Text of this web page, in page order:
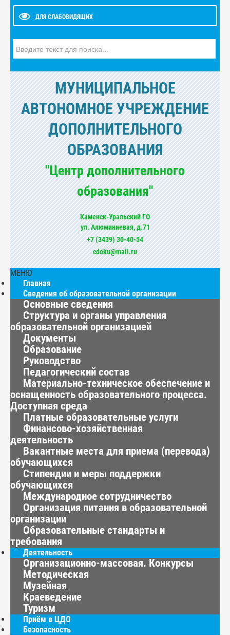
ДЛЯ СЛАБОВИДЯЩИХ
МУНИЦИПАЛЬНОЕ
АВТОНОМНОЕ УЧРЕЖДЕНИЕ
ДОПОЛНИТЕЛЬНОГО
ОБРАЗОВАНИЯ
"Центр дополнительного
образования"
Каменск-Уральский ГО
ул. Алюминиевая, д.71
+7 (3439) 30-40-54
cdoku@mail.ru
МЕНЮ
Главная
Сведения об образовательной организации
Основные сведения
Структура и органы управления
образовательной организацией
Документы
Образование
Руководство
Педагогический состав
Материально-техническое обеспечение и
оснащенность образовательного процесса.
Доступная среда
Платные образовательные услуги
Финансово-хозяйственная
деятельность
Вакантные места для приема (перевода)
обучающихся
Стипендии и меры поддержки
обучающихся
Международное сотрудничество
Организация питания в образовательной
организации
Образовательные стандарты и
требования
Деятельность
Организационно-массовая. Конкурсы
Методическая
Музейная
Краеведение
Туризм
Приём в ЦДО
Безопасность